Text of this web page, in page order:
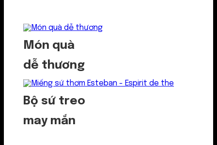
Món quà
dễ thương
Bộ sứ treo
may mắn